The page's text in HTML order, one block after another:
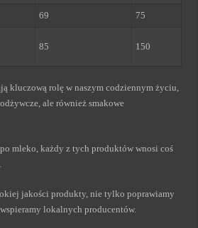
69 75
85 150
kluczową rolę w naszym codziennym życiu,
ale również smakowe
mleko, każdy z tych produktów wnosi coś
jakości produkty, nie tylko poprawiamy
lokalnych producentów.